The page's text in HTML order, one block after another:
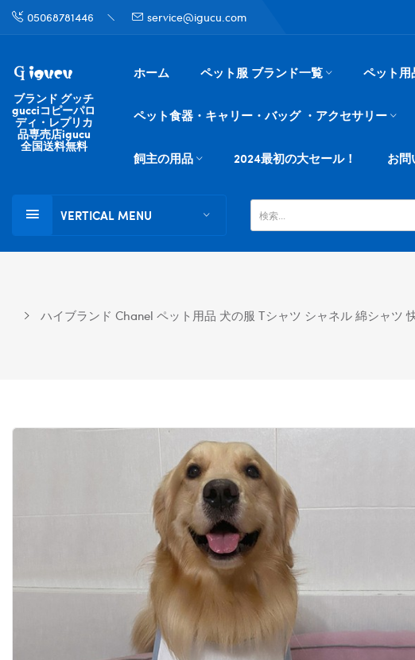
05068781446 service@igucu.com
ブランド グッチ
gucciコピーパロ
ディ・レプリカ
品専売店igucu
全国送料無料
ホーム ペット服 ブランド一覧 ペット用
ペット食器・キャリー・バッグ ・アクセサリー
飼主の用品 2024最初の大セール！ お問
VERTICAL MENU
ハイブランド Chanel ペット用品 犬の服 Tシャツ シャネル 綿シャ